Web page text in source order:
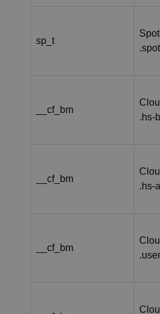
sp_t
__cf_bm
.hs-
__cf_bm
.hs-
__cf_bm